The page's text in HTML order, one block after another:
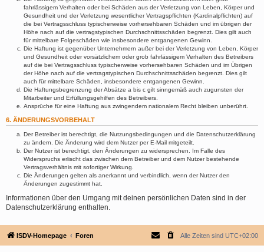
fahrlässigem Verhalten oder bei Schäden aus der Verletzung von Leben, Körper und
Gesundheit und der Verletzung wesentlicher Vertragspflichten (Kardinalpflichten) auf
die bei Vertragsschluss typischerweise vorhersehbaren Schäden und im übrigen der
Höhe nach auf die vertragstypischen Durchschnittsschäden begrenzt. Dies gilt auch
für mittelbare Folgeschäden wie insbesondere entgangenen Gewinn.
Die Haftung ist gegenüber Unternehmern außer bei der Verletzung von Leben, Körper
und Gesundheit oder vorsätzlichem oder grob fahrlässigem Verhalten des Betreibers
auf die bei Vertragsschluss typischerweise vorhersehbaren Schäden und im Übrigen
der Höhe nach auf die vertragstypischen Durchschnittsschäden begrenzt. Dies gilt
auch für mittelbare Schäden, insbesondere entgangenen Gewinn.
Die Haftungsbegrenzung der Absätze a bis c gilt sinngemäß auch zugunsten der
Mitarbeiter und Erfüllungsgehilfen des Betreibers.
Ansprüche für eine Haftung aus zwingendem nationalem Recht bleiben unberührt.
6. ÄNDERUNGSVORBEHALT
Der Betreiber ist berechtigt, die Nutzungsbedingungen und die Datenschutzerklärung
zu ändern. Die Änderung wird dem Nutzer per E-Mail mitgeteilt.
Der Nutzer ist berechtigt, den Änderungen zu widersprechen. Im Falle des
Widerspruchs erlischt das zwischen dem Betreiber und dem Nutzer bestehende
Vertragsverhältnis mit sofortiger Wirkung.
Die Änderungen gelten als anerkannt und verbindlich, wenn der Nutzer den
Änderungen zugestimmt hat.
Informationen über den Umgang mit deinen persönlichen Daten sind in der
Datenschutzerklärung enthalten.
ISDV-Homepage Foren Alle Zeiten sind UTC+02:00